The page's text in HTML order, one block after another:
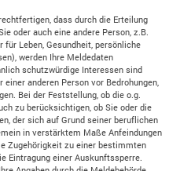
dass durch die Erteilung
oder auch eine andere Person, z.B.
für Leben, Gesundheit, persönliche
werden Ihre Meldedaten
schutzwürdige Interessen sind
anderen Person vor Bedrohungen,
Bei der Feststellung, ob die o.g.
zu berücksichtigen, ob Sie oder die
der sich auf Grund seiner beruflichen
in verstärktem Maße Anfeindungen
Zugehörigkeit zu einer bestimmten
Eintragung einer Auskunftssperre.